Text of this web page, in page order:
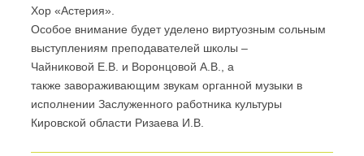
Хор «Астерия».
Особое внимание будет уделено виртуозным сольным
выступлениям преподавателей школы –
Чайниковой Е.В. и Воронцовой А.В., а
также завораживающим звукам органной музыки в
исполнении Заслуженного работника культуры
Кировской области Ризаева И.В.